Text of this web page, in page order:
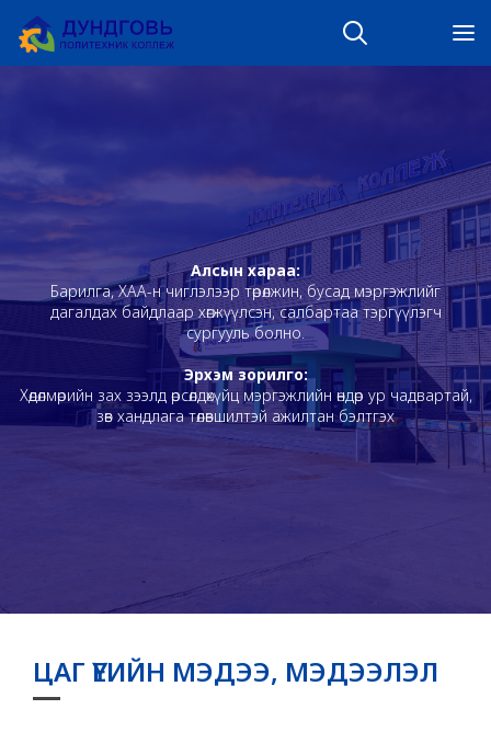
Алсын хараа:
Барилга, ХАА-н чиглэлээр төрөлжин, бусад мэргэжлийг
дагалдах байдлаар хөгжүүлсэн, салбартаа тэргүүлэгч
сургууль болно.
Эрхэм зорилго:
Хөдөлмөрийн зах зээлд өрсөлдөхүйц мэргэжлийн өндөр ур чадвартай,
зөв хандлага төлөвшилтэй ажилтан бэлтгэх
ЦАГ ҮЕИЙН МЭДЭЭ, МЭДЭЭЛЭЛ